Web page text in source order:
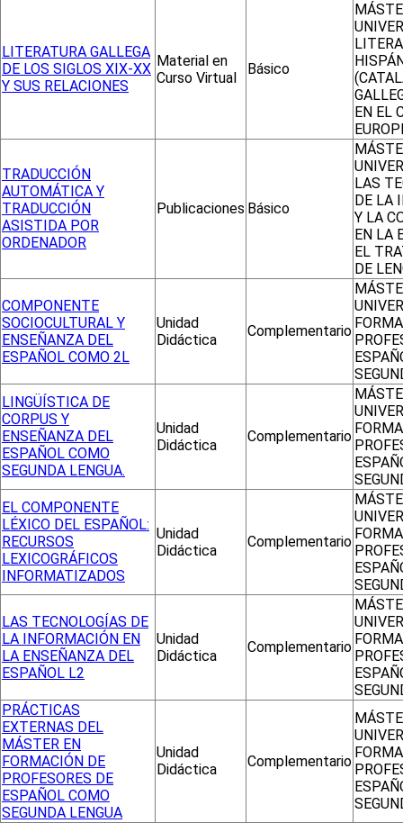
LITERATURA GALLEGA
DE LOS SIGLOS XIX-XX
Y SUS RELACIONES
Material en
Curso Virtual
Básico
EN EL
TRADUCCIÓN
AUTOMÁTICA Y
TRADUCCIÓN
ASISTIDA POR
ORDENADOR
Publicaciones Básico
LAS
DE LA
Y LA
EN LA
EL
DE
COMPONENTE
SOCIOCULTURAL Y
ENSEÑANZA DEL
ESPAÑOL COMO 2L
Unidad
Didáctica
Complementario
LINGÜÍSTICA DE
CORPUS Y
ENSEÑANZA DEL
ESPAÑOL COMO
SEGUNDA LENGUA.
Unidad
Didáctica
Complementario
EL COMPONENTE
LÉXICO DEL ESPAÑOL:
RECURSOS
LEXICOGRÁFICOS
INFORMATIZADOS
Unidad
Didáctica
Complementario
LAS TECNOLOGÍAS DE
LA INFORMACIÓN EN
LA ENSEÑANZA DEL
ESPAÑOL L2
Unidad
Didáctica
Complementario
PRÁCTICAS
EXTERNAS DEL
MÁSTER EN
FORMACIÓN DE
PROFESORES DE
ESPAÑOL COMO
SEGUNDA LENGUA
Unidad
Didáctica
Complementario